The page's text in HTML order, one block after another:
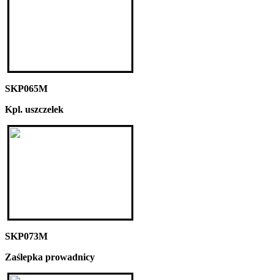
SKP065M
Kpl. uszczelek
SKP073M
Zaślepka prowadnicy